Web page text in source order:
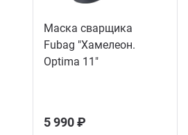
Маска сварщика
Fubag "Хамелеон.
Optima 11"
5 990 ₽